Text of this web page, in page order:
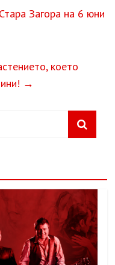
Загора на 6 юни
което
→